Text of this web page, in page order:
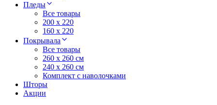
Пледы
Все товары
200 х 220
160 х 220
Покрывала
Все товары
260 x 260 см
240 х 260 см
Комплект с наволочками
Шторы
Акции